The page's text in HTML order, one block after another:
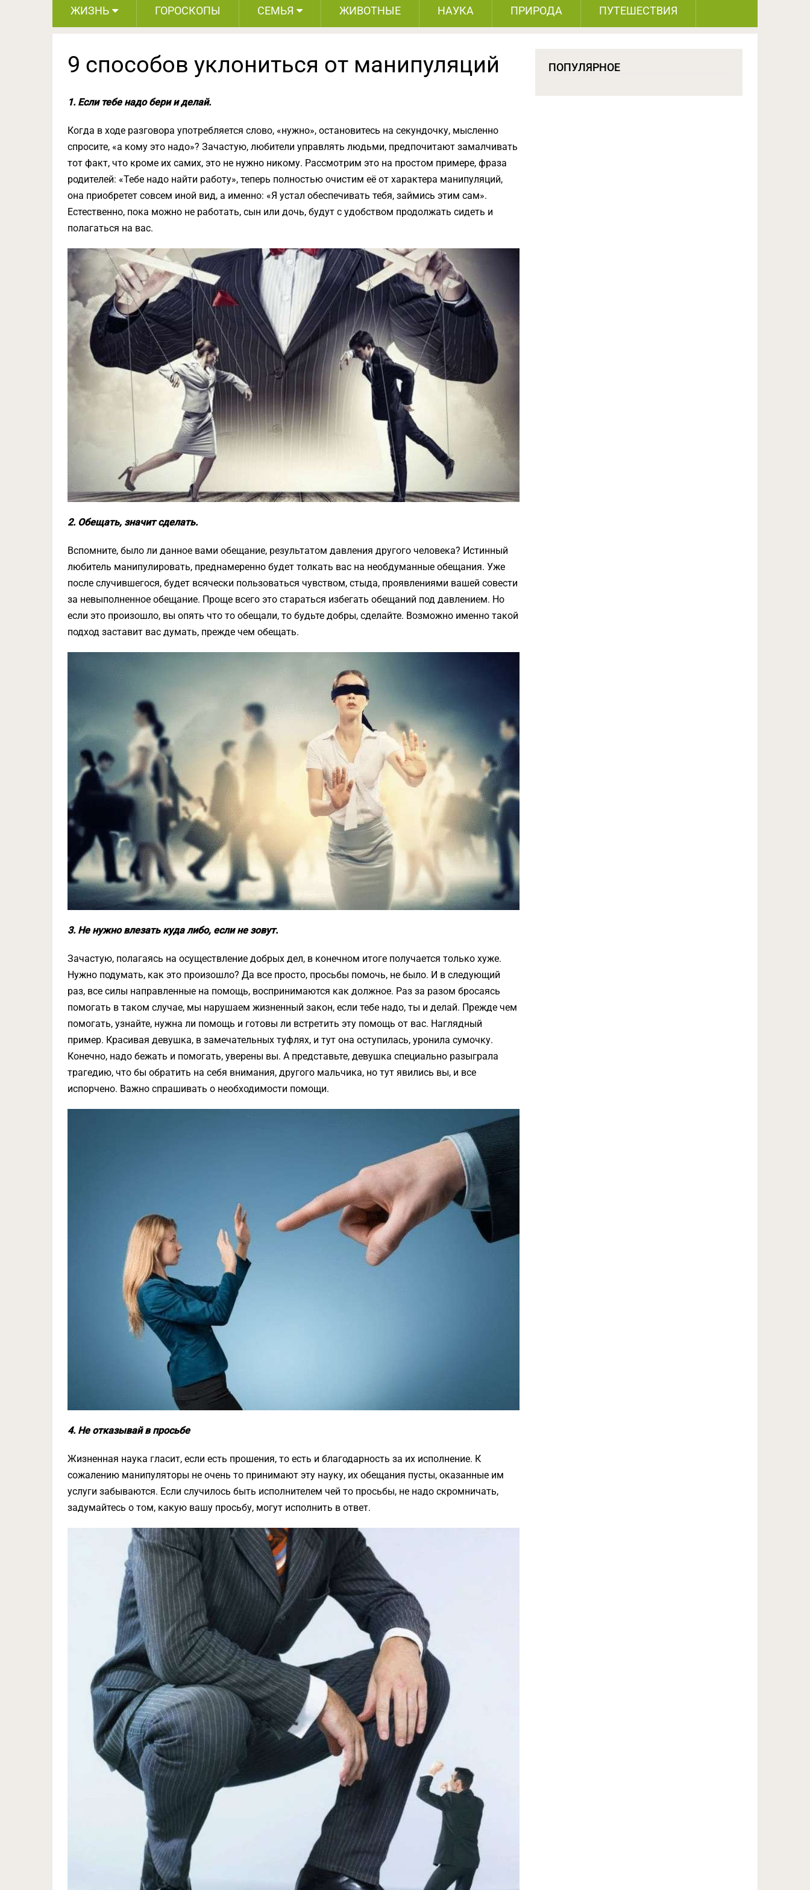
ЖИЗНЬ ГОРОСКОПЫ СЕМЬЯ ЖИВОТНЫЕ НАУКА ПРИРОДА ПУТЕШЕСТВИЯ
9 способов уклониться от манипуляций
1. Если тебе надо бери и делай.
Когда в ходе разговора употребляется слово, «нужно», остановитесь на секундочку, мысленно
спросите, «а кому это надо»? Зачастую, любители управлять людьми, предпочитают замалчивать
тот факт, что кроме их самих, это не нужно никому. Рассмотрим это на простом примере, фраза
родителей: «Тебе надо найти работу», теперь полностью очистим её от характера манипуляций,
она приобретет совсем иной вид, а именно: «Я устал обеспечивать тебя, займись этим сам».
Естественно, пока можно не работать, сын или дочь, будут с удобством продолжать сидеть и
полагаться на вас.
2. Обещать, значит сделать.
Вспомните, было ли данное вами обещание, результатом давления другого человека? Истинный
любитель манипулировать, преднамеренно будет толкать вас на необдуманные обещания. Уже
после случившегося, будет всячески пользоваться чувством, стыда, проявлениями вашей совести
за невыполненное обещание. Проще всего это стараться избегать обещаний под давлением. Но
если это произошло, вы опять что то обещали, то будьте добры, сделайте. Возможно именно такой
подход заставит вас думать, прежде чем обещать.
3. Не нужно влезать куда либо, если не зовут.
Зачастую, полагаясь на осуществление добрых дел, в конечном итоге получается только хуже.
Нужно подумать, как это произошло? Да все просто, просьбы помочь, не было. И в следующий
раз, все силы направленные на помощь, воспринимаются как должное. Раз за разом бросаясь
помогать в таком случае, мы нарушаем жизненный закон, если тебе надо, ты и делай. Прежде чем
помогать, узнайте, нужна ли помощь и готовы ли встретить эту помощь от вас. Наглядный
пример. Красивая девушка, в замечательных туфлях, и тут она оступилась, уронила сумочку.
Конечно, надо бежать и помогать, уверены вы. А представьте, девушка специально разыграла
трагедию, что бы обратить на себя внимания, другого мальчика, но тут явились вы, и все
испорчено. Важно спрашивать о необходимости помощи.
4. Не отказывай в просьбе
Жизненная наука гласит, если есть прошения, то есть и благодарность за их исполнение. К
сожалению манипуляторы не очень то принимают эту науку, их обещания пусты, оказанные им
услуги забываются. Если случилось быть исполнителем чей то просьбы, не надо скромничать,
задумайтесь о том, какую вашу просьбу, могут исполнить в ответ.
ПОПУЛЯРНОЕ